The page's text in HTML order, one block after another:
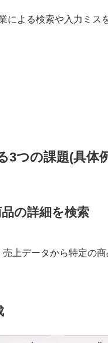
による検索や入力ミス
3つの課題(具体
の詳細を検索
上データから特定の